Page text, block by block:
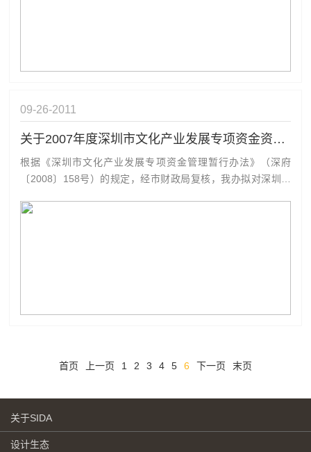
09-26 2011
关于2007年度深圳市文化产业发展专项资金资助计划的公示
根据《深圳市文化产业发展专项资金管理暂行办法》（深府
〔2008〕158号）的规定，经市财政局复核，我办拟对深圳市
资助（详见附表），现予以公示。公示期为5天（2008年9月3
首页 上一页 1 2 3 4 5 6 下一页 末页
关于SIDA
设计生态